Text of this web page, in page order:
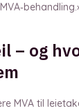
– og
MVA til